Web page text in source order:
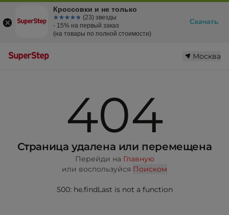
Москва
404
Страница удалена или перемещена
Перейди на Главную
или воспользуйся Поиском
500: he.findLast is not a function
Кроссовки и не только
☆☆☆☆☆
★★★★★ (23) звезды
- 15% на первый заказ
(на товары по полной стоимости)
Скачать